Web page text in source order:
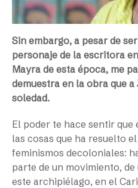
Sin embargo, a pesar de
personaje de la escritora
Mayra de esta época, me
demuestra en la obra que
soledad.
El poder te hace sentir que
las cosas que ha resuelto
feminismos decoloniales:
parte de un movimiento,
este archipiélago, en el